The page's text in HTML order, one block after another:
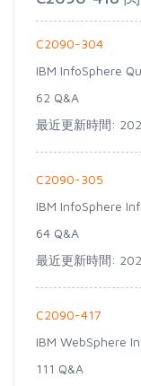
C2090-304
IBM InfoSphere
62 Q&A
最近更新時間:
C2090-305
IBM InfoSphere
64 Q&A
最近更新時間:
C2090-417
IBM WebSphere
111 Q&A